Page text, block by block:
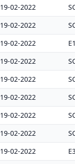
19-02-2022
19-02-2022
19-02-2022 E1
19-02-2022
19-02-2022
19-02-2022
19-02-2022
19-02-2022
19-02-2022